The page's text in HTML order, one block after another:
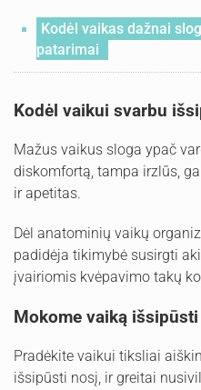
Kodėl vaikas dažnai
patarimai
Kodėl vaikui svarbu
Mažus vaikus sloga ypač
diskomfortą, tampa irzlūs,
ir apetitas.
Dėl anatominių vaikų
padidėja tikimybė susirgti
įvairiomis kvėpavimo takų
Mokome vaiką
Pradėkite vaikui tiksliai
išsipūsti nosį, ir greitai